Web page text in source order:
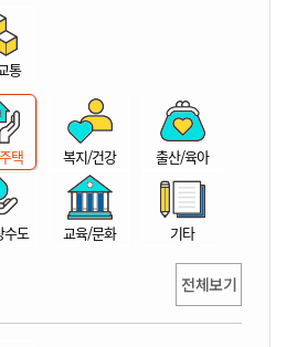
시
산
통
택 복지/건강 출산/육아
수도 교육/문화 기타
전체보기